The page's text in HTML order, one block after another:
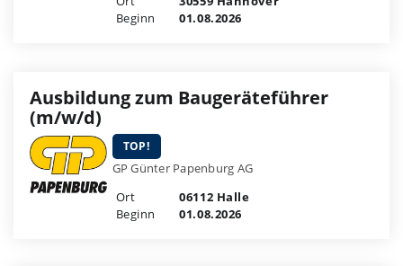
Beginn
01.08.2026
Ausbildung zum Baugeräteführer
(m/w/d)
TOP!
GP Günter Papenburg AG
Ort
06112 Halle
Beginn
01.08.2026